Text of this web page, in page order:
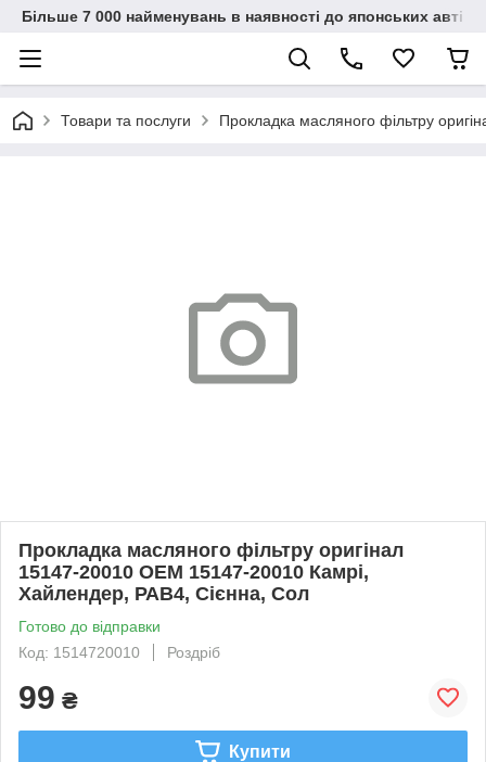
Більше 7 000 найменувань в наявності до японських
Товари та послуги Прокладка масляного фільтру
Прокладка масляного фільтру оригінал
15147-20010 OEM 15147-20010 Камрі,
Хайлендер, РАВ4, Сієнна, Сол
Готово до відправки
Код: 1514720010
Роздріб
99 ₴
Купити